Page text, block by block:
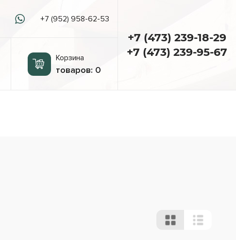
+7 (952) 958-62-53
Корзина
товаров: 0
+7 (473) 239-18-29
+7 (473) 239-95-67